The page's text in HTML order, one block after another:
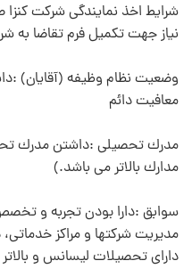
شرایط اخذ نمایندگی شرکت
نیاز جهت تکمیل فرم تقاضا به
وضعيت نظام وظيفه (آقايان)
معافيت دائم
مدرك تحصيلی :داشتن مدرك
مدارك بالاتر می باشد.)
سوابق :دارا بودن تجربه و
مدیریت شرکتها و مراکز
دارای تحصیلات لیسانس و